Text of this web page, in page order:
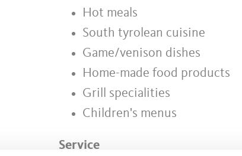
Hot meals
South tyrolean cuisine
Game/venison dishes
Home-made food products
Grill specialities
Children's menus
Service